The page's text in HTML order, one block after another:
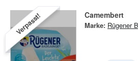
Verpasst! Camembert
Marke: Rügener